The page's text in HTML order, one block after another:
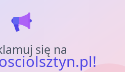
się na